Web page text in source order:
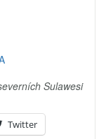
Sulawesi
Twitter